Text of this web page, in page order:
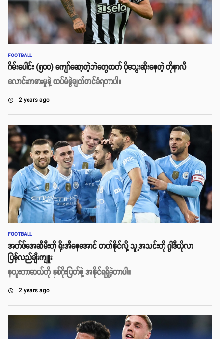
FOOTBALL
ဂိမ်းပေါင်း (၅၀၀) ကျော်ဆော့တဲ့ဘဲတွေထက် ပိုသွေးဆိုးနေတဲ့ တိုနာလီ
လောင်းကစားမှုနဲ့ ထပ်မံစွဲချက်တင်ခံရတာပါ။
access_time 2 years ago
FOOTBALL
အက်ဖ်အေဆီမီးကို ရိုးအီနေအောင် တက်နိုင်လို့ သူ့အသင်းကို ဂွါဒီယိုလာ
ပြန်လည်ချီးကျူး
နယူးကာဆယ်ကို နှစ်ဂိုးပြတ်နဲ့ အနိုင်ရရှိခဲ့တာပါ။
access_time 2 years ago